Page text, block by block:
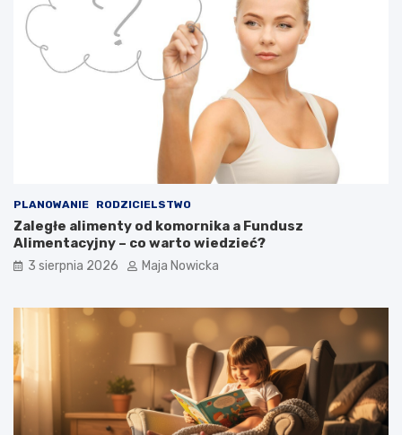
PLANOWANIE RODZICIELSTWO
Zaległe alimenty od komornika a Fundusz
Alimentacyjny – co warto wiedzieć?
3 sierpnia 2026 Maja Nowicka